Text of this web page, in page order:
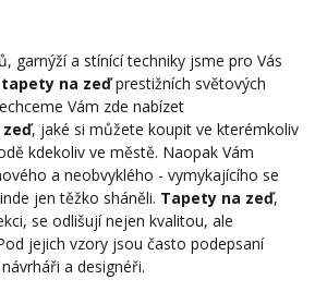
garnýží a stínící techniky jsme pro Vás
tapety na zeďprestižních světových
Vám zde nabízet
, jaké si můžete koupit ve kterémkoliv
kdekoliv ve městě. Naopak Vám
a neobvyklého - vymykajícího se
jen těžko sháněli. Tapety na zeď,
se odlišují nejen kvalitou, ale
jejich vzory jsou často podepsaní
a designéři.